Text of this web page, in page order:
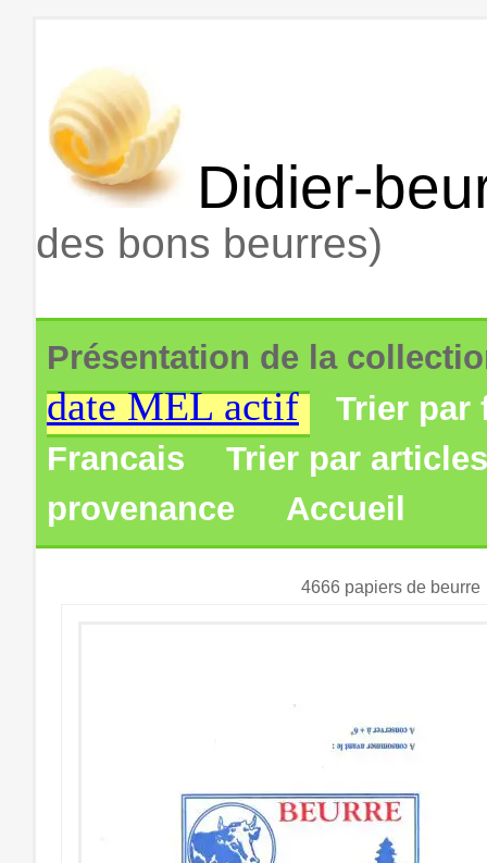
Didier-
des bons beurres)
Présentation de la
date MEL actif
Trier par
Francais
Trier par
provenance
Accueil
4666 papiers de beurre